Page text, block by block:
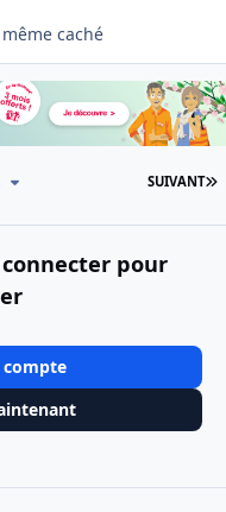
caché
SUIVANT
pour
compte